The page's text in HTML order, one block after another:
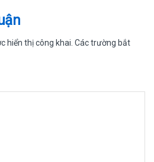
hiển thị công khai. Các trường bắt